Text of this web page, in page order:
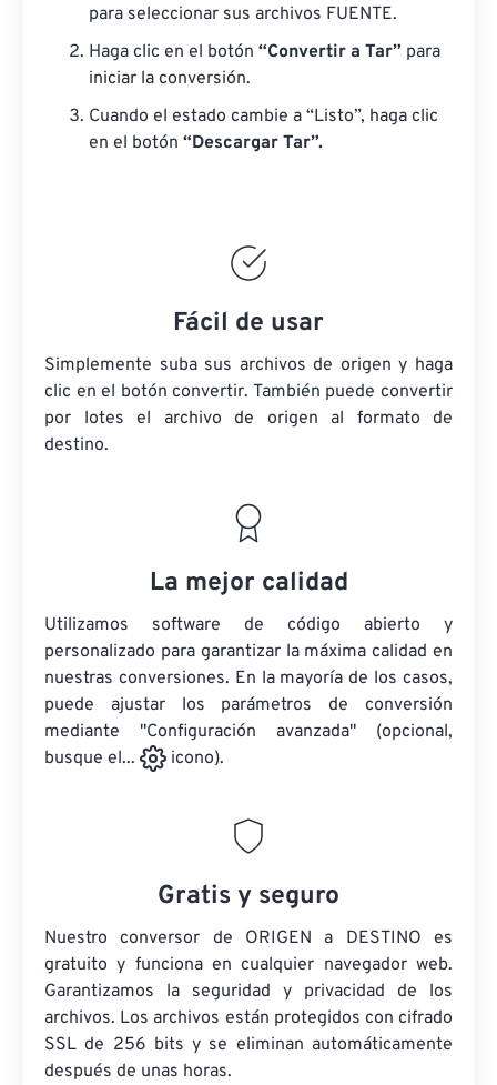
para seleccionar sus archivos FUENTE.
Haga clic en el botón “Convertir a Tar” para
iniciar la conversión.
Cuando el estado cambie a “Listo”, haga clic
en el botón “Descargar Tar”.
Fácil de usar
Simplemente suba sus archivos de origen y haga
clic en el botón convertir. También puede convertir
por lotes el archivo de origen al formato de
destino.
La mejor calidad
Utilizamos software de código abierto y
personalizado para garantizar la máxima calidad en
nuestras conversiones. En la mayoría de los casos,
puede ajustar los parámetros de conversión
mediante "Configuración avanzada" (opcional,
busque el...
icono).
Gratis y seguro
Nuestro conversor de ORIGEN a DESTINO es
gratuito y funciona en cualquier navegador web.
Garantizamos la seguridad y privacidad de los
archivos. Los archivos están protegidos con cifrado
SSL de 256 bits y se eliminan automáticamente
después de unas horas.